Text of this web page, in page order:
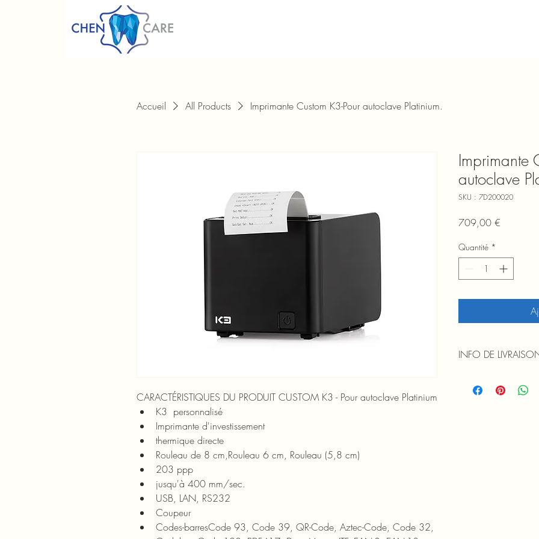
Accueil All Products Imprimante Custom K3-Pour autoclave Platinium.
CARACTÉRISTIQUES DU PRODUIT CUSTOM K3 - Pour autoclave Platinium
K3  personnalisé
Imprimante d'investissement
thermique directe
Rouleau de 8 cm,Rouleau 6 cm, Rouleau (5,8 cm)
203 ppp
jusqu'à 400 mm/sec.
USB, LAN, RS232
Coupeur
Codes-barresCode 93, Code 39, QR-Code, Aztec-Code, Code 32,
Imprimante
autoclave
SKU : 7D200020
709,00 €
Quantité *
INFO DE
à 120 € TTC (France